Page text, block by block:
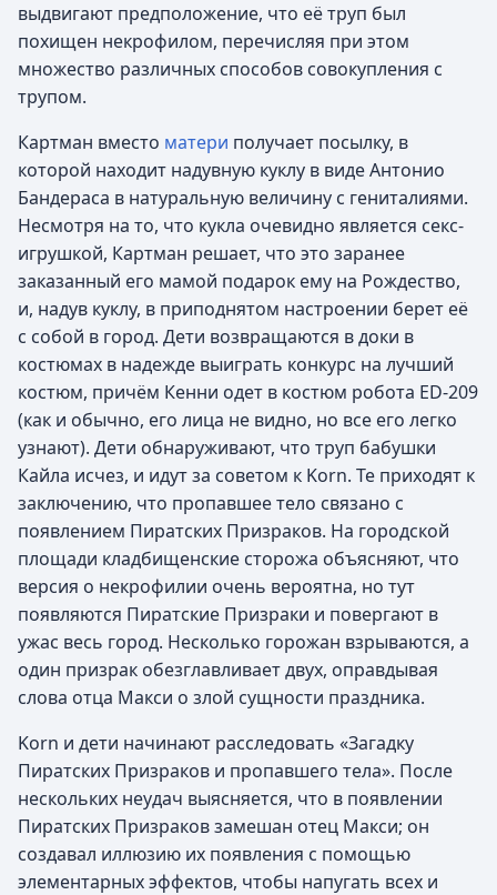
выдвигают предположение, что её труп был
похищен некрофилом, перечисляя при этом
множество различных способов совокупления с
трупом.
Картман вместо матери получает посылку, в
которой находит надувную куклу в виде Антонио
Бандераса в натуральную величину с гениталиями.
Несмотря на то, что кукла очевидно является секс-
игрушкой, Картман решает, что это заранее
заказанный его мамой подарок ему на Рождество,
и, надув куклу, в приподнятом настроении берет её
с собой в город. Дети возвращаются в доки в
костюмах в надежде выиграть конкурс на лучший
костюм, причём Кенни одет в костюм робота ED-209
(как и обычно, его лица не видно, но все его легко
узнают). Дети обнаруживают, что труп бабушки
Кайла исчез, и идут за советом к Korn. Те приходят к
заключению, что пропавшее тело связано с
появлением Пиратских Призраков. На городской
площади кладбищенские сторожа объясняют, что
версия о некрофилии очень вероятна, но тут
появляются Пиратские Призраки и повергают в
ужас весь город. Несколько горожан взрываются, а
один призрак обезглавливает двух, оправдывая
слова отца Макси о злой сущности праздника.
Korn и дети начинают расследовать «Загадку
Пиратских Призраков и пропавшего тела». После
нескольких неудач выясняется, что в появлении
Пиратских Призраков замешан отец Макси; он
создавал иллюзию их появления с помощью
элементарных эффектов, чтобы напугать всех и